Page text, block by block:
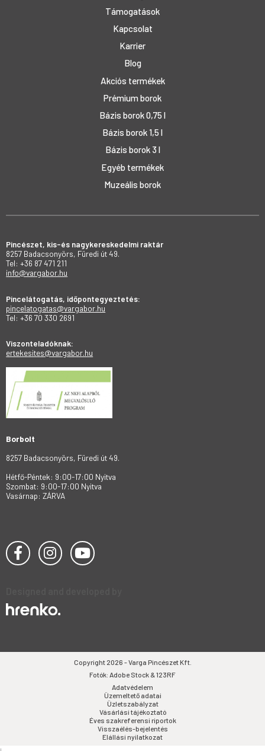
Támogatások
Kapcsolat
Karrier
Blog
Akciós termékek
Prémium borok
Bázis borok 0,75 l
Bázis borok 1,5 l
Bázis borok 3 l
Egyéb termékek
Muzeális borok
Pincészet, kis-és nagykereskedelmi raktár
8257 Badacsonyörs, Füredi út 49.
Tel: +36 87 471 211
info@vargabor.hu
Pincelátogatás, időpontegyeztetés:
pincelatogatas@vargabor.hu
Tel: +36 70 330 2691
Viszonteladóknak:
ertekesites@vargabor.hu
Borbolt
8257 Badacsonyörs, Füredi út 49.
Hétfő-Péntek: 9:00-17:00 Nyitva
Szombat: 9:00-17:00 Nyitva
Vasárnap: ZÁRVA
Copyright 2026 - Varga Pincészet Kft.
Fotók: Adobe Stock & 123RF
Adatvédelem
Üzemeltető adatai
Üzletszabályzat
Vásárlási tájékoztató
Éves szakreferensi riportok
Visszaélés-bejelentés
Elállási nyilatkozat